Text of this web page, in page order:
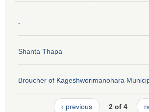
-
Shanta Thapa
Broucher of Kageshworimanohara
‹ previous 2 of 4